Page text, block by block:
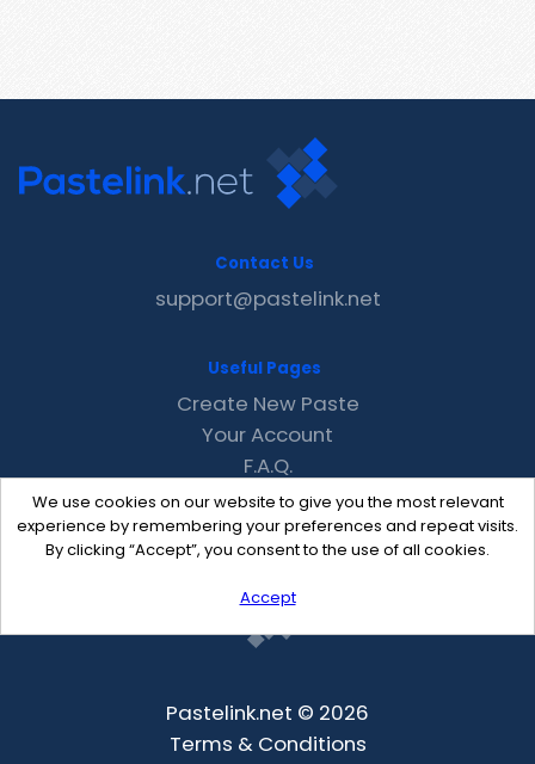
We use cookies on our website to give you the most relevant
experience by remembering your preferences and repeat visits.
By clicking “Accept”, you consent to the use of all cookies.
Accept
Contact Us
support@pastelink.net
Useful Pages
Create New Paste
Your Account
F.A.Q.
Recent
Contact
Pastelink.net © 2026
Terms & Conditions